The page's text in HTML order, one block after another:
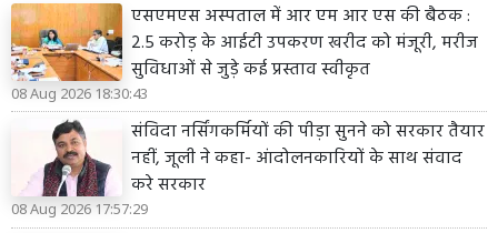
एसएमएस अस्पताल में आर एम आर एस की बैठक :
2.5 करोड़ के आईटी उपकरण खरीद को मंजूरी, मरीज
सुविधाओं से जुड़े कई प्रस्ताव स्वीकृत
08 Aug 2026 18:30:43
संविदा नर्सिंगकर्मियों की पीड़ा सुनने को सरकार तैयार
नहीं, जूली ने कहा- आंदोलनकारियों के साथ संवाद
करे सरकार
08 Aug 2026 17:57:29